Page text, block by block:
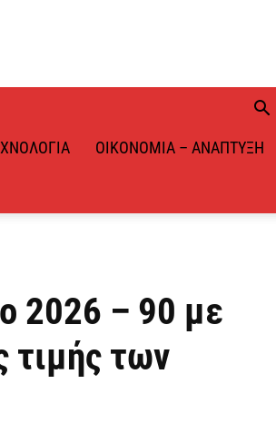
ΟΙΚΟΝΟΜΊΑ – ΑΝΆΠΤΥΞΗ
2026 – 90 με
τιμής των